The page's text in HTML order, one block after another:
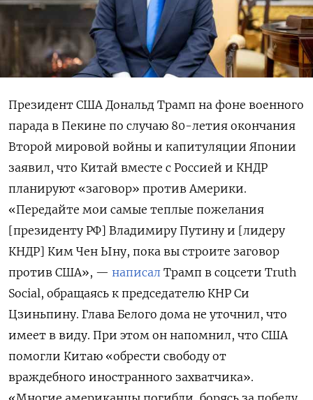
Президент США Дональд Трамп на фоне военного
парада в Пекине по случаю 80-летия окончания
Второй мировой войны и капитуляции Японии
заявил, что Китай вместе с Россией и КНДР
планируют «заговор» против Америки.
«Передайте мои самые теплые пожелания
[президенту РФ] Владимиру Путину и [лидеру
КНДР] Ким Чен Ыну, пока вы строите заговор
против США», — написал Трамп в соцсети Truth
Social, обращаясь к председателю КНР Си
Цзиньпину. Глава Белого дома не уточнил, что
имеет в виду. При этом он напомнил, что США
помогли Китаю «обрести свободу от
враждебного иностранного захватчика».